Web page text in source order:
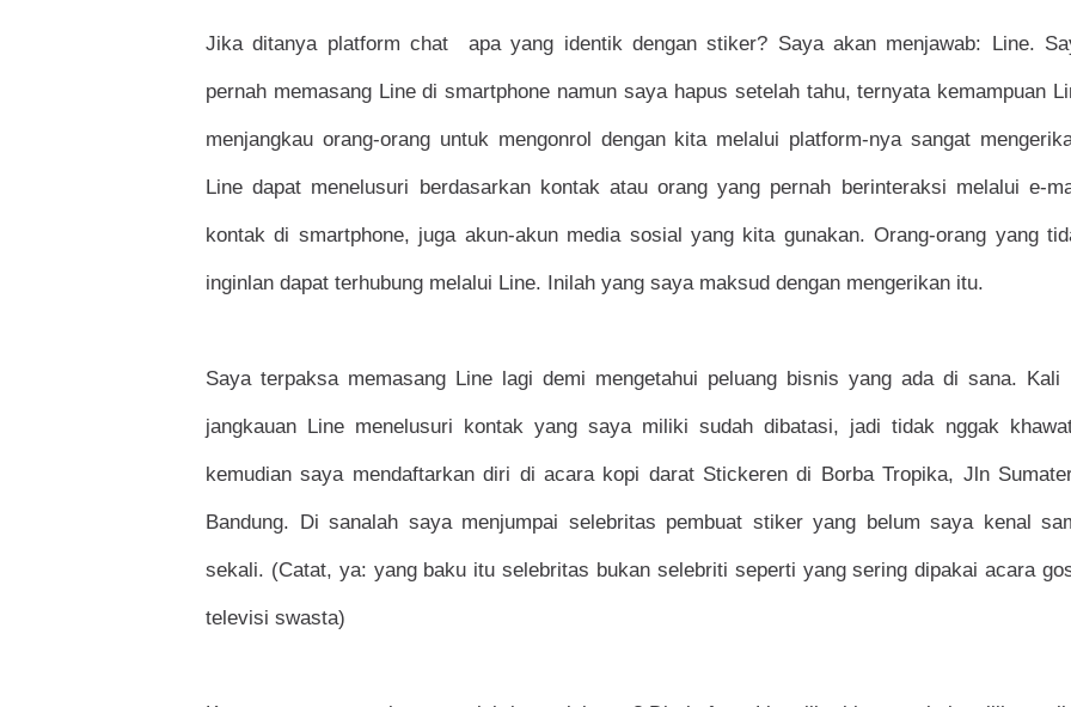
Jika ditanya platform chat apa yang identik dengan stiker? Saya akan menjawab: Line.
pernah memasang Line di smartphone namun saya hapus setelah tahu, ternyata kemampuan
menjangkau orang-orang untuk mengonrol dengan kita melalui platform-nya sangat
Line dapat menelusuri berdasarkan kontak atau orang yang pernah berinteraksi melalui e-
kontak di smartphone, juga akun-akun media sosial yang kita gunakan. Orang-orang yang
inginlan dapat terhubung melalui Line. Inilah yang saya maksud dengan mengerikan itu.
Saya terpaksa memasang Line lagi demi mengetahui peluang bisnis yang ada di sana. Kali
jangkauan Line menelusuri kontak yang saya miliki sudah dibatasi, jadi tidak nggak
kemudian saya mendaftarkan diri di acara kopi darat Stickeren di Borba Tropika, Jln
Bandung. Di sanalah saya menjumpai selebritas pembuat stiker yang belum saya kenal
sekali. (Catat, ya: yang baku itu selebritas bukan selebriti seperti yang sering dipakai acara
televisi swasta)